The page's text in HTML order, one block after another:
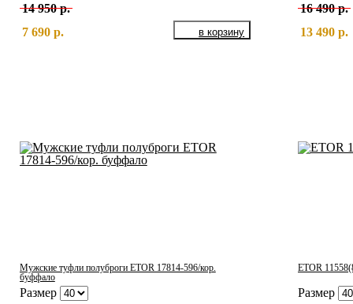
14 950 р.
7 690 р.
16 490 р.
13 490 р.
Мужские туфли полуброги ETOR 17814-596/кор.
буффало
Размер
ETOR
Размер